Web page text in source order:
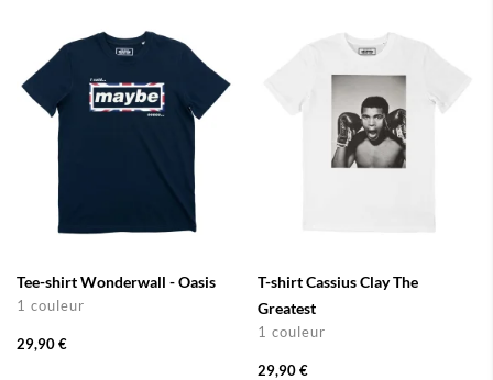
Tee-shirt Wonderwall - Oasis
1 couleur
29,90 €
T-shirt Cassius Clay The
Greatest
1 couleur
29,90 €